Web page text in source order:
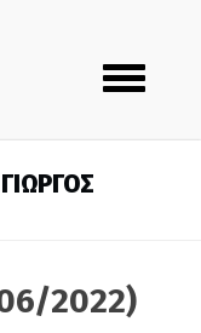
Toggle
navigation
ΓΙΩΡΓΟΣ
2022)